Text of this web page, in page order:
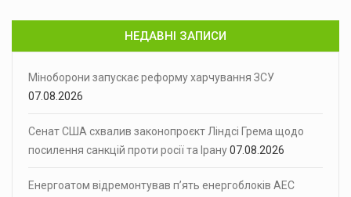
НЕДАВНІ ЗАПИСИ
Міноборони запускає реформу харчування ЗСУ
07.08.2026
Сенат США схвалив законопроєкт Ліндсі Грема щодо
посилення санкцій проти росії та Ірану07.08.2026
Енергоатом відремонтував п’ять енергоблоків АЕС